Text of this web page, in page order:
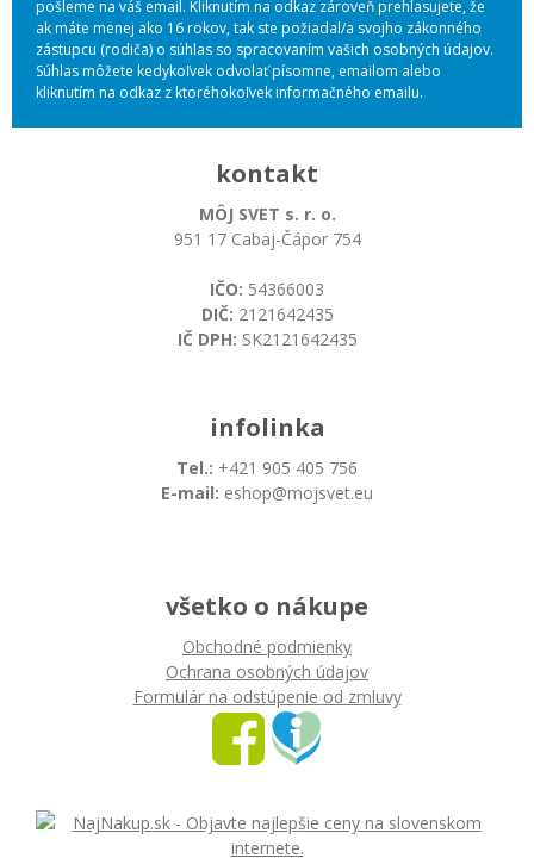
pošleme na váš email. Kliknutím na odkaz zároveň prehlasujete, že
ak máte menej ako 16 rokov, tak ste požiadal/a svojho zákonného
zástupcu (rodiča) o súhlas so spracovaním vašich osobných údajov.
Súhlas môžete kedykoľvek odvolať písomne, emailom alebo
kliknutím na odkaz z ktoréhokoľvek informačného emailu.
kontakt
MÔJ SVET s. r. o.
951 17 Cabaj-Čápor 754
IČO: 54366003
DIČ: 2121642435
IČ DPH: SK2121642435
infolinka
Tel.: +421 905 405 756
E-mail: eshop@mojsvet.eu
všetko o nákupe
Obchodné podmienky
Ochrana osobných údajov
Formulár na odstúpenie od zmluvy